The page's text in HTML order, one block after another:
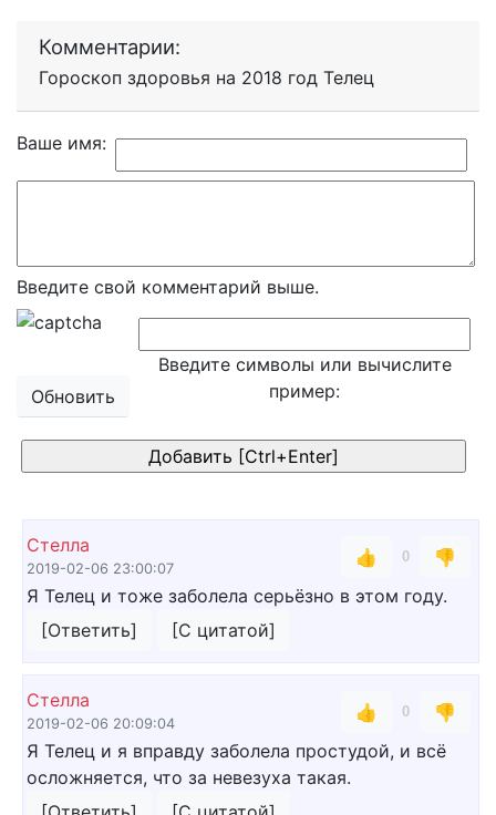
Комментарии:
Гороскоп здоровья на 2018 год Телец
Ваше имя:
Введите свой комментарий выше.
Обновить
Введите символы или вычислите
пример:
Стелла
2019-02-06 23:00:07
👍 0
👎
Я Телец и тоже заболела серьёзно в этом году.
[Ответить]
[С цитатой]
Стелла
2019-02-06 20:09:04
👍 0
👎
Я Телец и я вправду заболела простудой, и всё
осложняется, что за невезуха такая.